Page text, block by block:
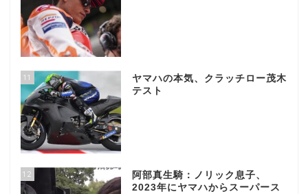
11
ヤマハの本気、クラッチロー茂木
テスト
12
阿部真生騎：ノリック息子、
2023年にヤマハからスーパース